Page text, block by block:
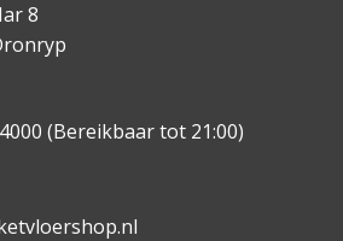
8
(Bereikbaar tot 21:00)